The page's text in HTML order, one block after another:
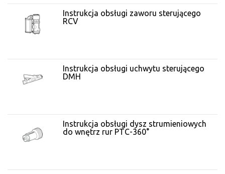
Instrukcja obsługi zaworu sterującego
RCV
Instrukcja obsługi uchwytu sterującego
DMH
Instrukcja obsługi dysz strumieniowych
do wnętrz rur PTC-360°